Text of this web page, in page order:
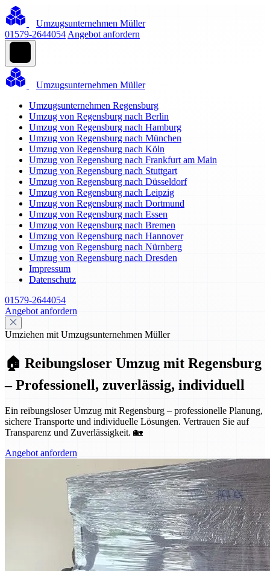
Umzugsunternehmen Müller
01579-2644054 Angebot anfordern
Umzugsunternehmen Müller
Umzugsunternehmen Regensburg
Umzug von Regensburg nach Berlin
Umzug von Regensburg nach Hamburg
Umzug von Regensburg nach München
Umzug von Regensburg nach Köln
Umzug von Regensburg nach Frankfurt am Main
Umzug von Regensburg nach Stuttgart
Umzug von Regensburg nach Düsseldorf
Umzug von Regensburg nach Leipzig
Umzug von Regensburg nach Dortmund
Umzug von Regensburg nach Essen
Umzug von Regensburg nach Bremen
Umzug von Regensburg nach Hannover
Umzug von Regensburg nach Nürnberg
Umzug von Regensburg nach Dresden
Impressum
Datenschutz
01579-2644054
Angebot anfordern
Umziehen mit Umzugsunternehmen Müller
🏠 Reibungsloser Umzug mit Regensburg
– Professionell, zuverlässig, individuell
Ein reibungsloser Umzug mit Regensburg – professionelle Planung,
sichere Transporte und individuelle Lösungen. Vertrauen Sie auf
Transparenz und Zuverlässigkeit. 🏡
Angebot anfordern